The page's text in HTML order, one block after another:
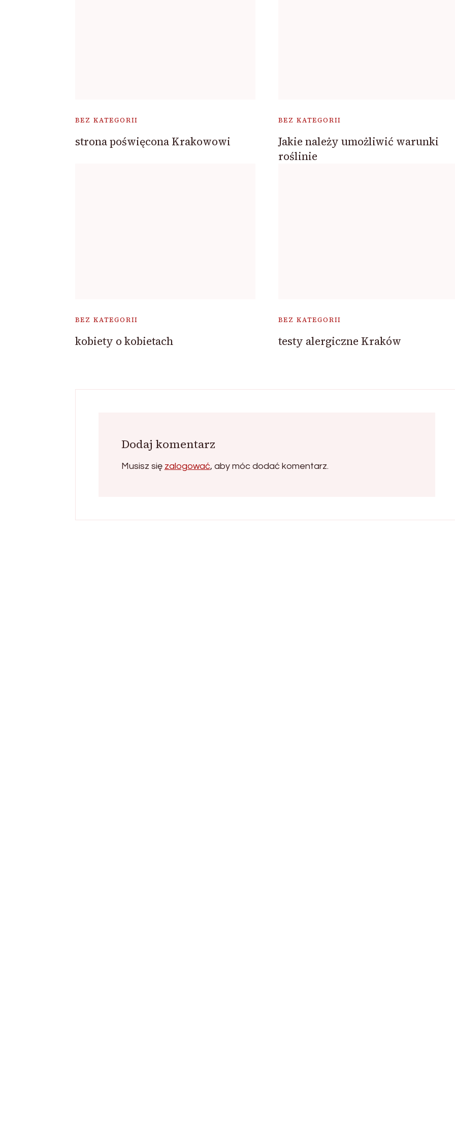
BEZ KATEGORII
strona poświęcona Krakowowi
BEZ KATEGORII
Jakie należy umożliwić warunki
roślinie
BEZ KATEGORII
kobiety o kobietach
BEZ KATEGORII
testy alergiczne Kraków
Dodaj komentarz
Musisz się zalogować, aby móc dodać komentarz.